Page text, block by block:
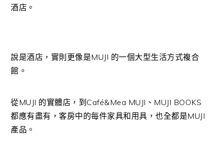
酒店。
說是酒店，實則更像是MUJI 的一個大型生活方式複合
館。
從MUJI 的實體店，到Café&Mea MUJI、MUJI BOOKS
都應有盡有，客房中的每件家具和用具，也全都是MUJI
產品。